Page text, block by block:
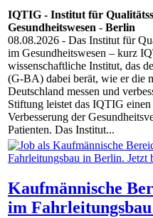
IQTIG - Institut für
Gesundheitswesen - Berlin
08.08.2026 - Das Institut für
im Gesundheitswesen – kurz
wissenschaftliche Institut, das
(G-BA) dabei berät, wie er die
Deutschland messen und
Stiftung leistet das IQTIG
Verbesserung der
Patienten. Das Institut...
Kaufmännische
im